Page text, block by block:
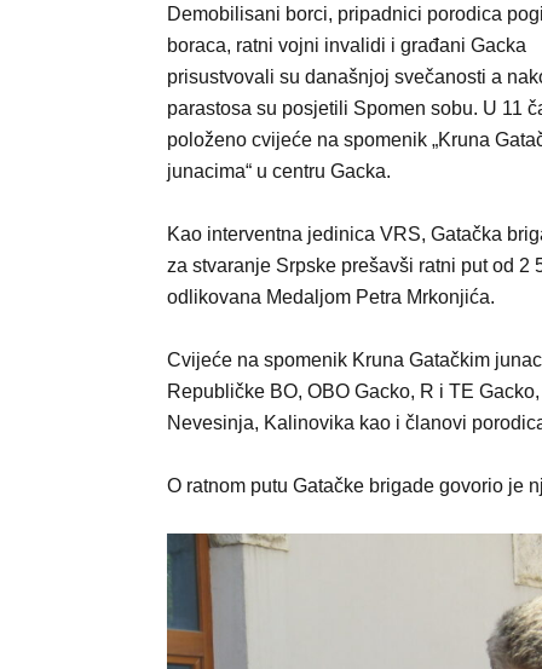
Demobilisani borci, pripadnici porodica
boraca, ratni vojni invalidi i građani Gacka
prisustvovali su današnjoj svečanosti a
parastosa su posjetili Spomen sobu. U 11
položeno cvijeće na spomenik „Kruna
junacima“ u centru Gacka.
Kao interventna jedinica VRS, Gatačka
za stvaranje Srpske prešavši ratni put od
odlikovana Medaljom Petra Mrkonjića.
Cvijeće na spomenik Kruna Gatačkim
Republičke BO, OBO Gacko, R i TE
Nevesinja, Kalinovika kao i članovi
O ratnom putu Gatačke brigade govorio je